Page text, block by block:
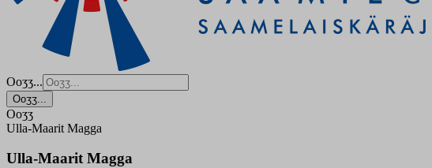
Ooʒʒ...
Ooʒʒ...
Ooʒʒ
Ulla-Maarit Magga
Ulla-Maarit Magga